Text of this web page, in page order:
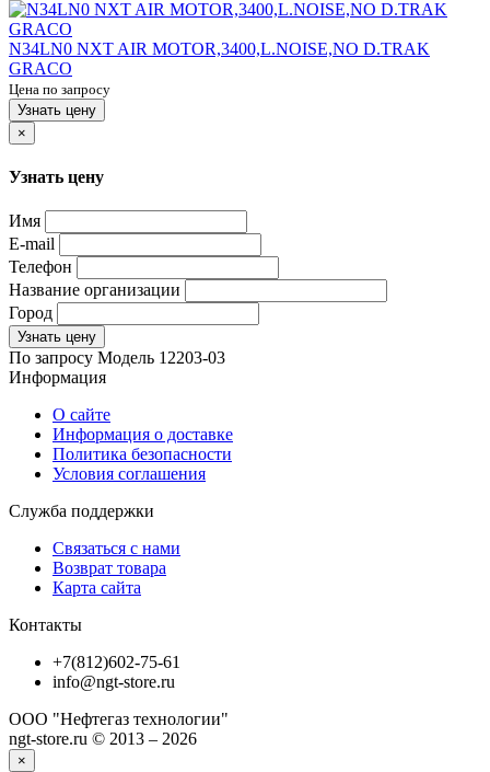
N34LN0 NXT AIR MOTOR,3400,L.NOISE,NO D.TRAK
GRACO
Цена по запросу
Узнать цену
×
Узнать цену
Имя
E-mail
Телефон
Название организации
Город
Узнать цену
По запросу Модель 12203-03
Информация
О сайте
Информация о доставке
Политика безопасности
Условия соглашения
Служба поддержки
Связаться с нами
Возврат товара
Карта сайта
Контакты
+7(812)602-75-61
info@ngt-store.ru
ООО "Нефтегаз технологии"
ngt-store.ru © 2013 – 2026
×